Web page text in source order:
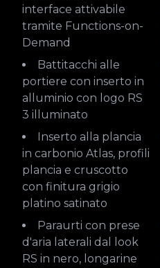
interface attivabile
tramite Functions-on-
Demand
Battitacchi alle
portiere con inserto in
alluminio con logo RS
3 illuminato
Inserto alla plancia
in carbonio Atlas, profili
plancia e cruscotto
con finitura grigio
platino satinato
Paraurti con prese
d'aria laterali dal look
RS in nero, longarine